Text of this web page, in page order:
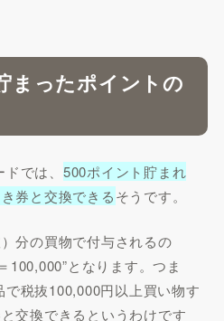
まったポイントの
では、 500ポイント貯まれ
券と交換できるそうです。
分の買物で付与されるの
100,000”となります。つま
で税抜100,000円以上買い物す
交換できるというわけです